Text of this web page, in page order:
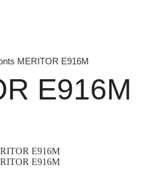
MERITOR E916M
E916M
E916M
E916M